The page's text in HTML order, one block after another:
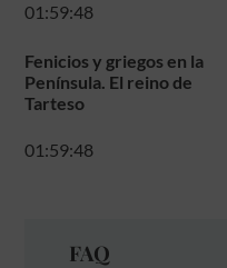
01:59:48
Fenicios y griegos en la
Península. El reino de
Tarteso
01:59:48
FAQ